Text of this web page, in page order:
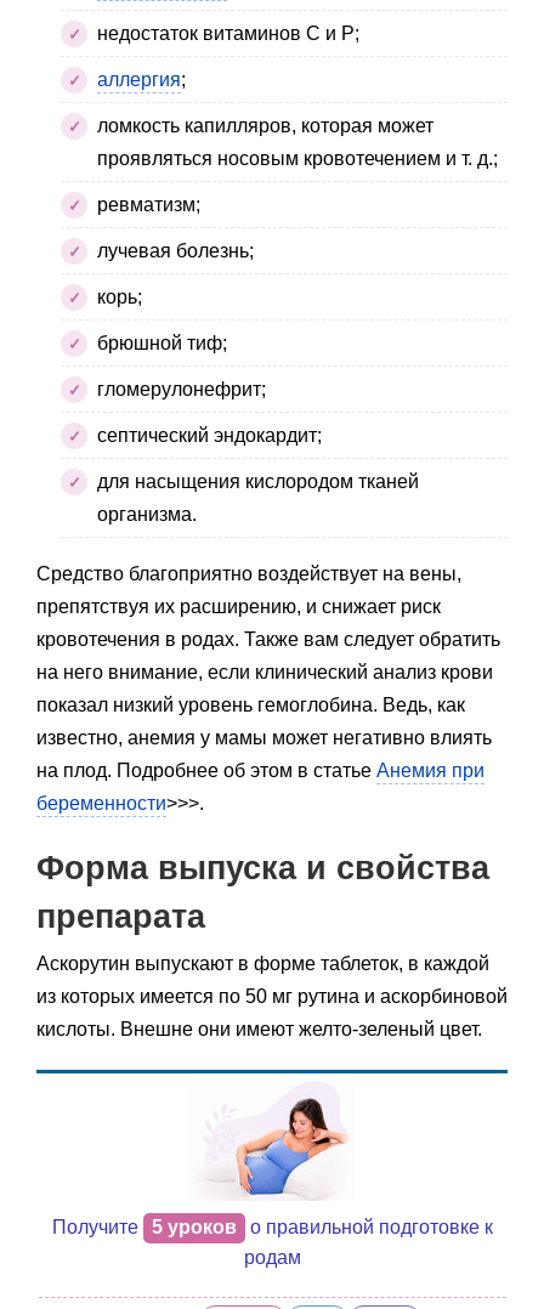
недостаток витаминов С и Р;
аллергия;
ломкость капилляров, которая может
проявляться носовым кровотечением и т. д.;
ревматизм;
лучевая болезнь;
корь;
брюшной тиф;
гломерулонефрит;
септический эндокардит;
для насыщения кислородом тканей
организма.
Средство благоприятно воздействует на вены,
препятствуя их расширению, и снижает риск
кровотечения в родах. Также вам следует обратить
на него внимание, если клинический анализ крови
показал низкий уровень гемоглобина. Ведь, как
известно, анемия у мамы может негативно влиять
на плод. Подробнее об этом в статье Анемия при
беременности>>>.
Форма выпуска и свойства
препарата
Аскорутин выпускают в форме таблеток, в каждой
из которых имеется по 50 мг рутина и аскорбиновой
кислоты. Внешне они имеют желто-зеленый цвет.
Получите 5 уроков
о правильной подготовке к
родам